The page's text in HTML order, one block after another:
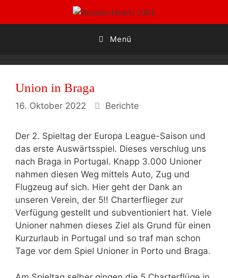
Menü
Union in Braga
16. Oktober 2022 Kategorien
Berichte
Der 2. Spieltag der Europa League-Saison und
das erste Auswärtsspiel. Dieses verschlug uns
nach Braga in Portugal. Knapp 3.000 Unioner
nahmen diesen Weg mittels Auto, Zug und
Flugzeug auf sich. Hier geht der Dank an
unseren Verein, der 5!! Charterflieger zur
Verfügung gestellt und subventioniert hat. Viele
Unioner nahmen dieses Ziel als Grund für einen
Kurzurlaub in Portugal und so traf man schon
Tage vor dem Spiel Unioner in Porto und Braga.